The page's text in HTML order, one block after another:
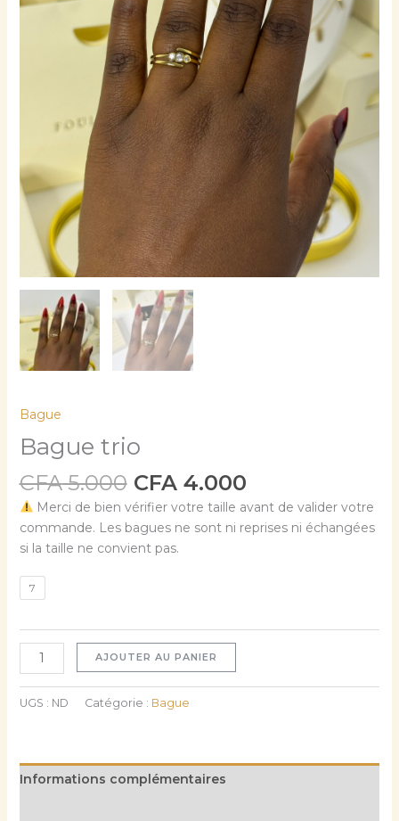
Bague
Bague trio
CFA5.000 CFA4.000
Merci de bien vérifier votre taille avant de valider votre
commande. Les bagues ne sont ni reprises ni échangées
si la taille ne convient pas.
7
AJOUTER AU PANIER
UGS : ND Catégorie : Bague
Informations complémentaires